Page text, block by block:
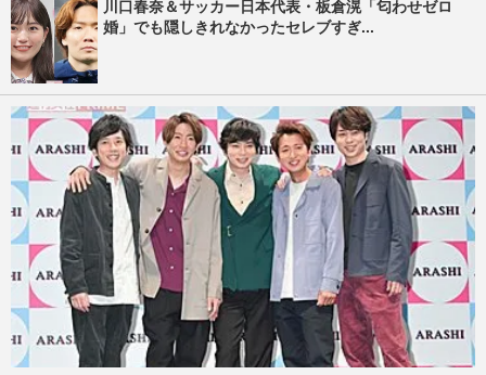
川口春奈＆サッカー日本代表・板倉滉「匂わせゼロ
婚」でも隠しきれなかったセレブすぎ...